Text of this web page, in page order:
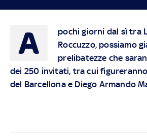
A
pochi giorni dal sì tra
Roccuzzo, possiamo
prelibatezze che
dei 250 invitati, tra cui
del Barcellona e Diego Armando